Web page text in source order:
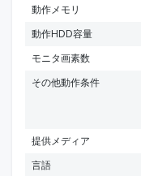
動作メモリ
動作HDD容量
モニタ画素数
その他動作条件
提供メディア
言語